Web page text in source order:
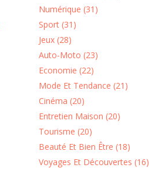
Numérique (31)
Sport (31)
Jeux (28)
Auto-Moto (23)
Economie (22)
Mode Et Tendance (21)
Cinéma (20)
Entretien Maison (20)
Tourisme (20)
Beauté Et Bien Être (18)
Voyages Et Découvertes (16)